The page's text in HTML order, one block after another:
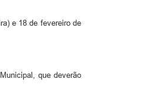
e 18 de fevereiro de
que deverão